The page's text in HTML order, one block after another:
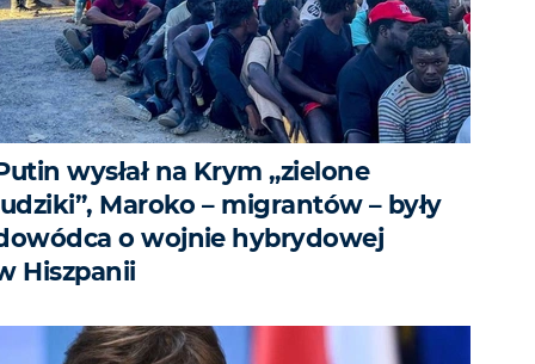
wysłał na Krym „zielone
Maroko – migrantów – były
o wojnie hybrydowej
Hiszpanii